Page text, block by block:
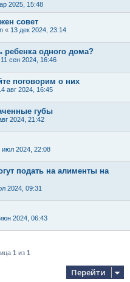
2025, 15:48
совет
« 13 дек 2024, 23:14
ребенка одного дома?
11 сен 2024, 16:46
поговорим о них
авг 2024, 16:45
губы
2024, 21:42
июл 2024, 22:08
подать на алименты на
2024, 09:31
2024, 06:43
1 из 1
Перейти